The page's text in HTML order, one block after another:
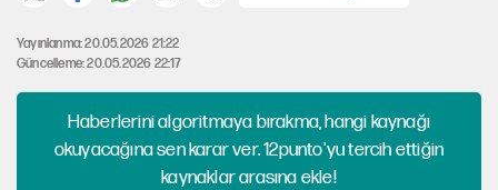
Yayınlanma: 20.05.2026 21:22
Güncelleme: 20.05.2026 22:17
Haberlerini algoritmaya bırakma, hangi kaynağı
okuyacağına sen karar ver. 12punto'yu tercih ettiğin
kaynaklar arasına ekle!